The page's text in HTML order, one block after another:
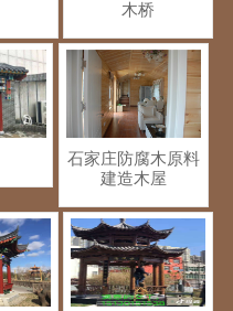
木桥
石家庄防腐木原料
建造木屋